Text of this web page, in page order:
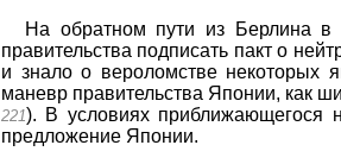
На обратном пути из Берлина в
правительства подписать пакт о
и знало о вероломстве некоторых
маневр правительства Японии, как
221). В условиях приближающегося
предложение Японии.